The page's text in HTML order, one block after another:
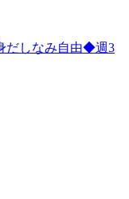
だしなみ自由◆週3